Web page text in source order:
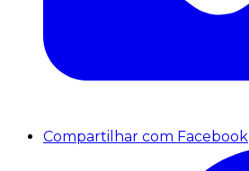
Compartilhar com Facebook